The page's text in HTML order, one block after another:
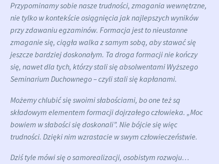
Przypominamy sobie nasze trudności, zmagania wewnętrzne,
nie tylko w kontekście osiągnięcia jak najlepszych wyników
przy zdawaniu egzaminów. Formacja jest to nieustanne
zmaganie się, ciągła walka z samym sobą, aby stawać się
jeszcze bardziej doskonałym. Ta droga formacji nie kończy
się, nawet dla tych, którzy stali się absolwentami Wyższego
Seminarium Duchownego – czyli stali się kapłanami.
Możemy chlubić się swoimi słabościami, bo one też są
składowym elementem formacji dojrzałego człowieka. „Moc
bowiem w słabości się doskonali”. Nie bójcie się więc
trudności. Dzięki nim wzrastacie w swym człowieczeństwie.
Dziś tyle mówi się o samorealizacji, osobistym rozwoju…